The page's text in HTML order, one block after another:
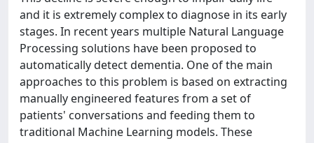
and it is extremely complex to diagnose in its early
stages. In recent years multiple Natural Language
Processing solutions have been proposed to
automatically detect dementia. One of the main
approaches to this problem is based on extracting
manually engineered features from a set of
patients' conversations and feeding them to
traditional Machine Learning models. These